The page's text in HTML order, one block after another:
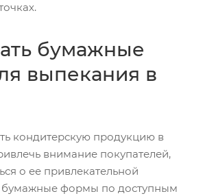
бумажные
выпекания в
кондитерскую продукцию в
внимание покупателей,
о ее привлекательной
бумажные формы по доступным